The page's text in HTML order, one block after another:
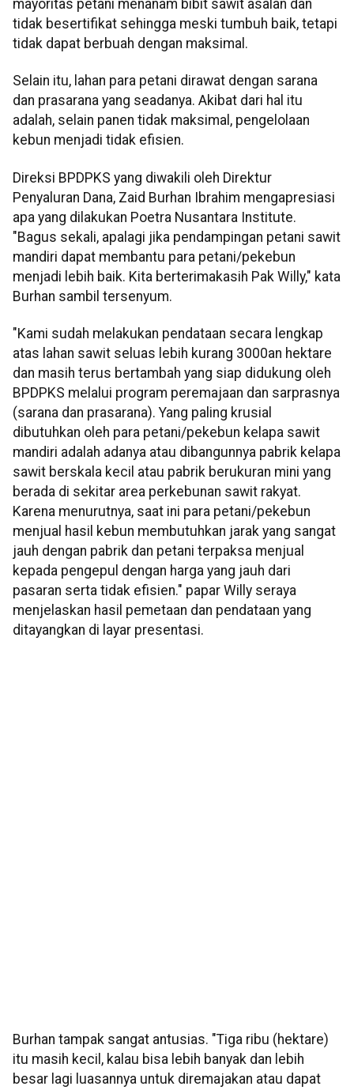
mayoritas petani menanam bibit sawit asalan dan
tidak besertifikat sehingga meski tumbuh baik, tetapi
tidak dapat berbuah dengan maksimal.
Selain itu, lahan para petani dirawat dengan sarana
dan prasarana yang seadanya. Akibat dari hal itu
adalah, selain panen tidak maksimal, pengelolaan
kebun menjadi tidak efisien.
Direksi BPDPKS yang diwakili oleh Direktur
Penyaluran Dana, Zaid Burhan Ibrahim mengapresiasi
apa yang dilakukan Poetra Nusantara Institute.
"Bagus sekali, apalagi jika pendampingan petani sawit
mandiri dapat membantu para petani/pekebun
menjadi lebih baik. Kita berterimakasih Pak Willy," kata
Burhan sambil tersenyum.
"Kami sudah melakukan pendataan secara lengkap
atas lahan sawit seluas lebih kurang 3000an hektare
dan masih terus bertambah yang siap didukung oleh
BPDPKS melalui program peremajaan dan sarprasnya
(sarana dan prasarana). Yang paling krusial
dibutuhkan oleh para petani/pekebun kelapa sawit
mandiri adalah adanya atau dibangunnya pabrik kelapa
sawit berskala kecil atau pabrik berukuran mini yang
berada di sekitar area perkebunan sawit rakyat.
Karena menurutnya, saat ini para petani/pekebun
menjual hasil kebun membutuhkan jarak yang sangat
jauh dengan pabrik dan petani terpaksa menjual
kepada pengepul dengan harga yang jauh dari
pasaran serta tidak efisien." papar Willy seraya
menjelaskan hasil pemetaan dan pendataan yang
ditayangkan di layar presentasi.
Burhan tampak sangat antusias. "Tiga ribu (hektare)
itu masih kecil, kalau bisa lebih banyak dan lebih
besar lagi luasannya untuk diremajakan atau dapat